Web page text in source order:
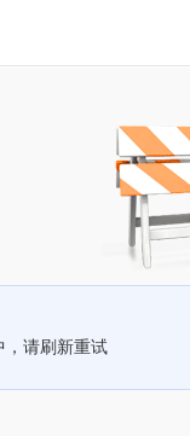
，请刷新重试